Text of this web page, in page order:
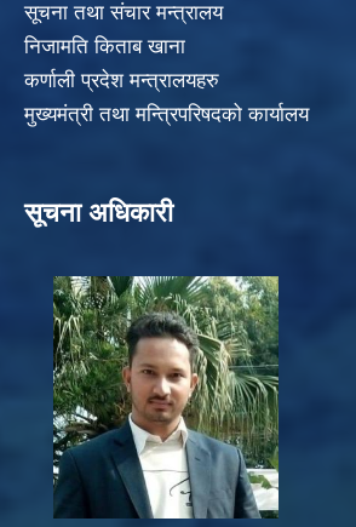
सूचना तथा संचार मन्त्रालय
निजामति किताब खाना
कर्णाली प्रदेश मन्त्रालयहरु
मुख्यमंत्री तथा मन्त्रिपरिषदको कार्यालय
सूचना अधिकारी